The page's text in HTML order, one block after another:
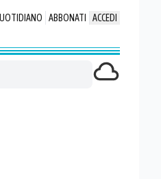
ABBONATI ACCEDI